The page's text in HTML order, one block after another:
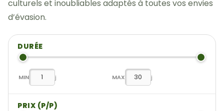
culturels et inoubliables adaptés à toutes vos envies
d’évasion.
DURÉE
MIN j MAX j
PRIX (P/P)